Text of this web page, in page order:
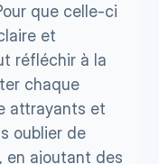
que celle-ci
et
réfléchir à la
chaque
attrayants et
oublier de
en ajoutant des